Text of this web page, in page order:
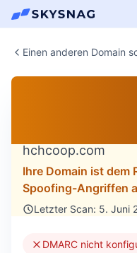
Einen anderen Domain
hchcoop.com
Ihre Domain ist dem
Spoofing-Angriffen
Letzter Scan: 5. Juni
DMARC nicht